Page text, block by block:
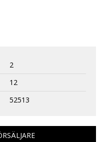
2
12
52513